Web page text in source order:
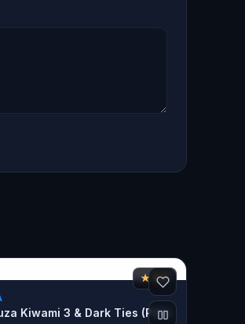
★ 8,5
Kiwami 3 & Dark Ties (PS5)